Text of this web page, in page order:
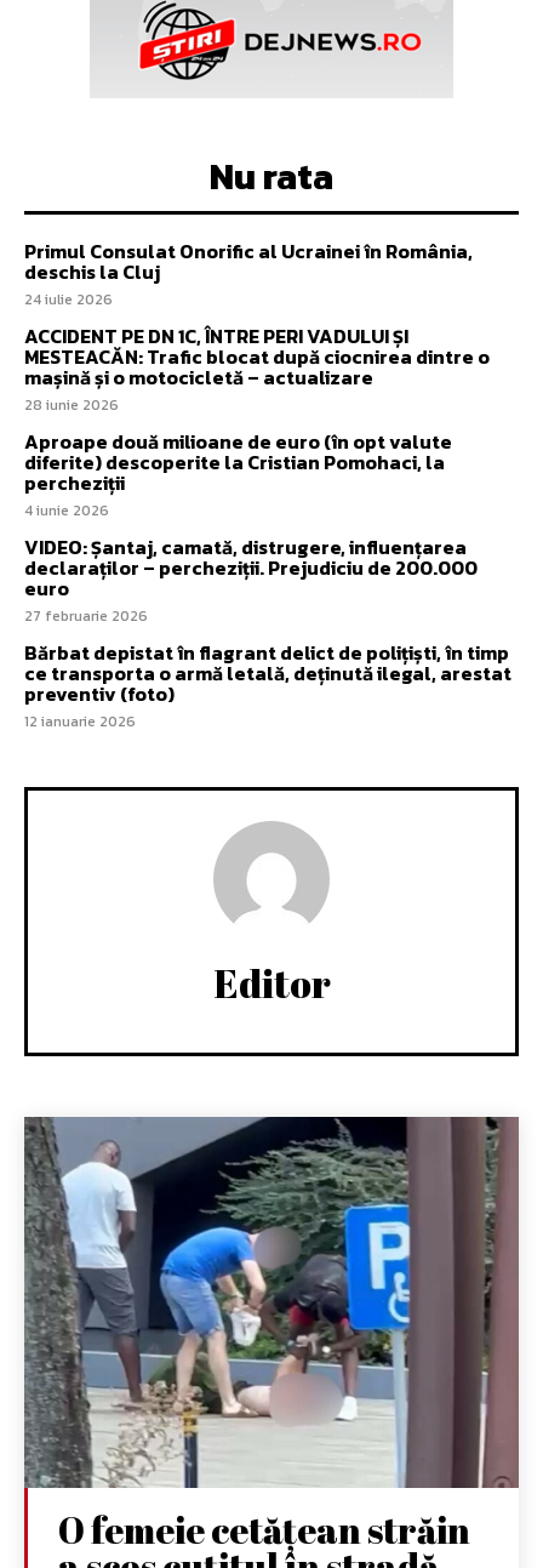
Nu rata
Primul Consulat Onorific al Ucrainei în România,
deschis la Cluj
24 iulie 2026
ACCIDENT PE DN 1C, ÎNTRE PERI VADULUI ȘI
MESTEACĂN: Trafic blocat după ciocnirea dintre o
mașină și o motocicletă – actualizare
28 iunie 2026
Aproape două milioane de euro (în opt valute
diferite) descoperite la Cristian Pomohaci, la
percheziții
4 iunie 2026
VIDEO: Șantaj, camată, distrugere, influențarea
declaraților – percheziții. Prejudiciu de 200.000
euro
27 februarie 2026
Bărbat depistat în flagrant delict de polițiști, în timp
ce transporta o armă letală, deținută ilegal, arestat
preventiv (foto)
12 ianuarie 2026
Editor
O femeie cetățean străin